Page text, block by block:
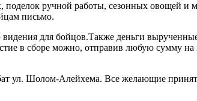
ручной работы, сезонных овощей и
письмо.
для бойцов.Также деньги
в сборе можно, отправив любую сумму
ул. Шолом-Алейхема. Все желающие